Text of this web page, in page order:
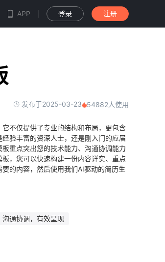
APP 登录 注册
发布于2025-03-23 54882人使用
不仅提供了专业的结构和布局，更包含
验丰富的资深人士，还是刚入门的应届
重点突出您的技术能力、沟通协调能力
，您可以快速构建一份内容详实、重点
的内容，然后使用我们AI驱动的简历生
沟通协调，有效呈现